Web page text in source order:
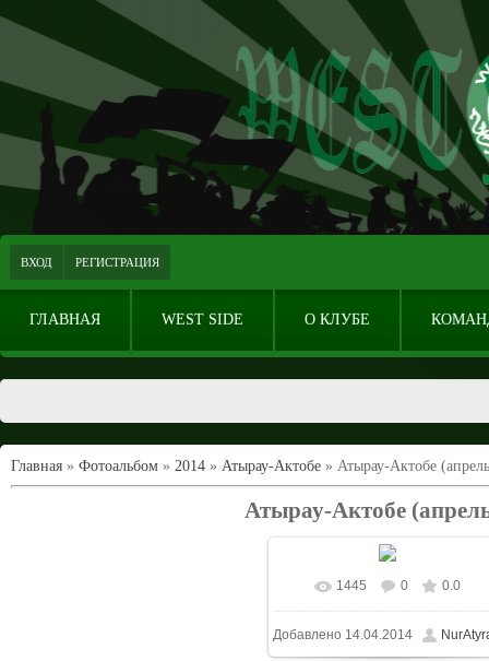
ВХОД РЕГИСТРАЦИЯ
ГЛАВНАЯ WEST SIDE О КЛУБЕ
Главная » Фотоальбом » 2014 » Атырау-Актобе » Атырау-Актобе
Атырау-Актобе
В реальном размере
1024x683/ 283.8Kb
1445 0 0.0
Добавлено 14.04.2014